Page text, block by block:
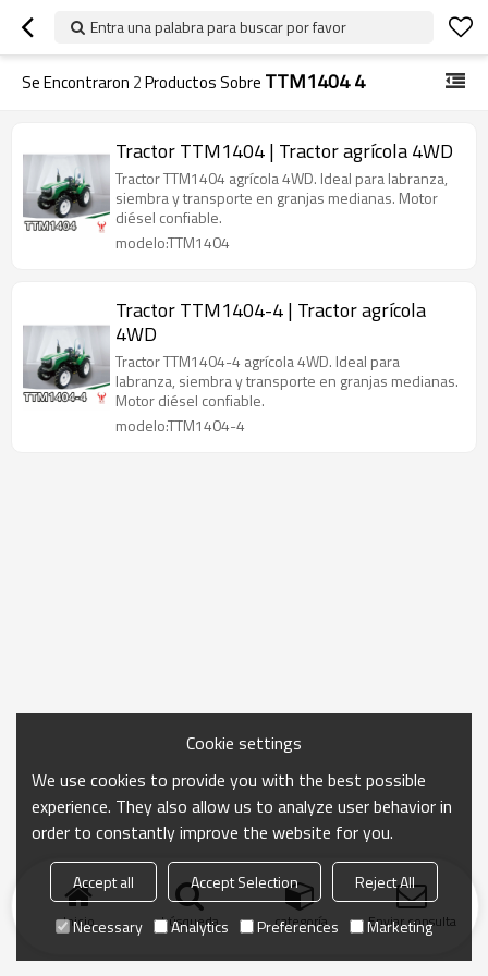
Entra una palabra para buscar por favor
Se Encontraron 2Productos Sobre TTM1404 4
Tractor TTM1404 | Tractor agrícola 4WD
Tractor TTM1404 agrícola 4WD. Ideal para labranza,
siembra y transporte en granjas medianas. Motor
diésel confiable.
modelo:TTM1404
Tractor TTM1404-4 | Tractor agrícola
4WD
Tractor TTM1404-4 agrícola 4WD. Ideal para
labranza, siembra y transporte en granjas medianas.
Motor diésel confiable.
modelo:TTM1404-4
Inicio búsqueda categoría Enviar consulta
Cookie settings
We use cookies to provide you with the best possible
experience. They also allow us to analyze user behavior in
order to constantly improve the website for you.
Accept all Accept Selection
Reject All
Necessary
Analytics Preferences Marketing